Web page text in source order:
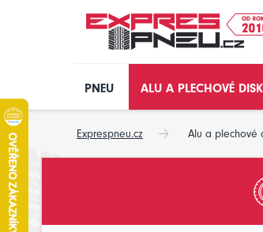
PNEU ALU A PLECHOVÉ
Exprespneu.cz Alu a plechové